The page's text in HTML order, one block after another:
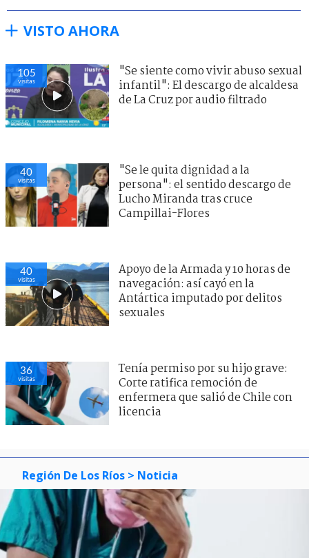
VISTO AHORA
105
visitas
"Se siente como vivir abuso sexual
infantil": El descargo de alcaldesa
de La Cruz por audio filtrado
40
visitas
"Se le quita dignidad a la
persona": el sentido descargo de
Lucho Miranda tras cruce
Campillai-Flores
40
visitas
Apoyo de la Armada y 10 horas de
navegación: así cayó en la
Antártica imputado por delitos
sexuales
36
visitas
Tenía permiso por su hijo grave:
Corte ratifica remoción de
enfermera que salió de Chile con
licencia
Región De Los Ríos > Noticia